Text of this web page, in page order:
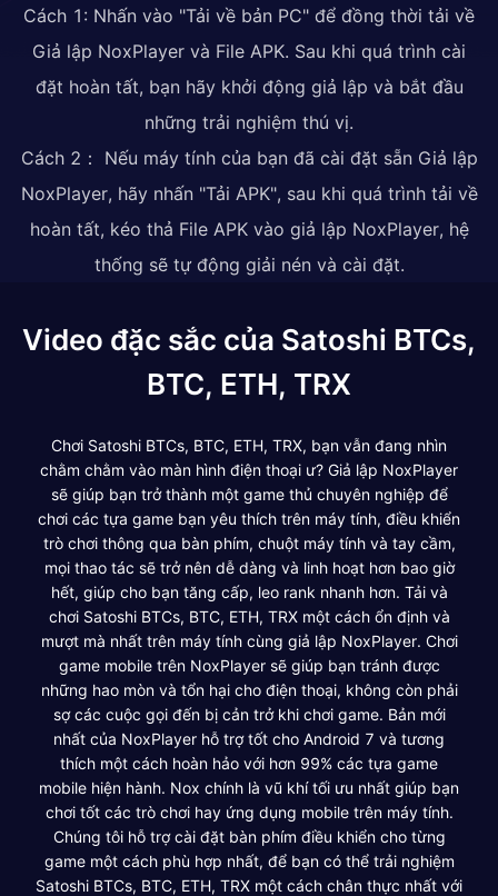
Cách 1: Nhấn vào "Tải về bản PC" để đồng thời tải về
Giả lập NoxPlayer và File APK. Sau khi quá trình cài
đặt hoàn tất, bạn hãy khởi động giả lập và bắt đầu
những trải nghiệm thú vị.
Cách 2： Nếu máy tính của bạn đã cài đặt sẵn Giả lập
NoxPlayer, hãy nhấn "Tải APK", sau khi quá trình tải về
hoàn tất, kéo thả File APK vào giả lập NoxPlayer, hệ
thống sẽ tự động giải nén và cài đặt.
Video đặc sắc của Satoshi BTCs,
BTC, ETH, TRX
Chơi Satoshi BTCs, BTC, ETH, TRX, bạn vẫn đang nhìn
chằm chằm vào màn hình điện thoại ư? Giả lập NoxPlayer
sẽ giúp bạn trở thành một game thủ chuyên nghiệp để
chơi các tựa game bạn yêu thích trên máy tính, điều khiển
trò chơi thông qua bàn phím, chuột máy tính và tay cầm,
mọi thao tác sẽ trở nên dễ dàng và linh hoạt hơn bao giờ
hết, giúp cho bạn tăng cấp, leo rank nhanh hơn. Tải và
chơi Satoshi BTCs, BTC, ETH, TRX một cách ổn định và
mượt mà nhất trên máy tính cùng giả lập NoxPlayer. Chơi
game mobile trên NoxPlayer sẽ giúp bạn tránh được
những hao mòn và tổn hại cho điện thoại, không còn phải
sợ các cuộc gọi đến bị cản trở khi chơi game. Bản mới
nhất của NoxPlayer hỗ trợ tốt cho Android 7 và tương
thích một cách hoàn hảo với hơn 99% các tựa game
mobile hiện hành. Nox chính là vũ khí tối ưu nhất giúp bạn
chơi tốt các trò chơi hay ứng dụng mobile trên máy tính.
Chúng tôi hỗ trợ cài đặt bàn phím điều khiển cho từng
game một cách phù hợp nhất, để bạn có thể trải nghiệm
Satoshi BTCs, BTC, ETH, TRX một cách chân thực nhất với